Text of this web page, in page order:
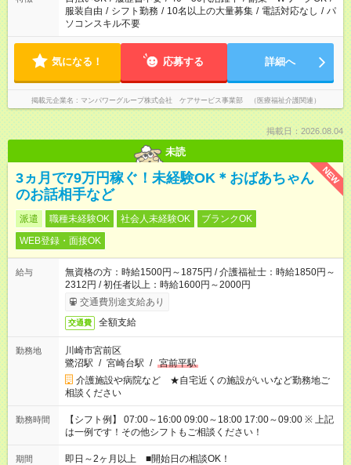
服装自由 / シフト勤務 / 10名以上の大量募集 / 電話対応なし / パ
ソコンスキル不要
気になる！ 応募する 詳細へ
掲載元企業名 マンパワーグループ株式会社 ケアサービス事業部 （医療福祉介護関連）
掲載日：2026.08.04
未読
NEW
3ヵ月で79万円稼ぐ！未経験OK＊おばあちゃん
のお話相手など
派遣 職種未経験OK 社会人未経験OK
ブランクOK
WEB登録・面接OK
給与
無資格の方：時給1500円～1875円 / 介護福祉士：時給1850円～
2312円 / 初任者以上：時給1600円～2000円
交通費別途支給あり
交通費 全額支給
勤務地
川崎市宮前区
鷺沼駅 / 宮崎台駅 / 宮前平駅
介護施設や病院など ★自宅近くの施設がいいなど勤務地ご
相談ください
勤務時間
【シフト例】 07:00～16:00 09:00～18:00 17:00～09:00 ※ 上記
は一例です！その他シフトもご相談ください！
期間 即日～2ヶ月以上 ■開始日の相談OK！